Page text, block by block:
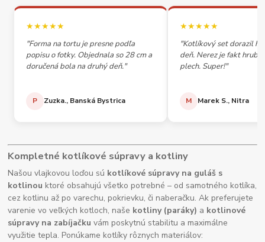
★★★★★
"Forma na tortu je presne podľa
popisu o fotky. Objednala so 28 cm a
doručená bola na druhý deň."
P Zuzka., Banská Bystrica
★★★★★
"Kotlíkový set dorazil
deň. Nerez je fakt
plech. Super!"
M Marek S., Nitra
Kompletné kotlíkové súpravy a kotliny
Našou vlajkovou loďou sú kotlíkové súpravy na guláš s
kotlinou ktoré obsahujú všetko potrebné – od samotného kotlíka,
cez kotlinu až po varechu, pokrievku, či naberačku. Ak preferujete
varenie vo veľkých kotloch, naše kotliny (paráky) a kotlinové
súpravy na zabíjačku vám poskytnú stabilitu a maximálne
využitie tepla. Ponúkame kotlíky rôznych materiálov: